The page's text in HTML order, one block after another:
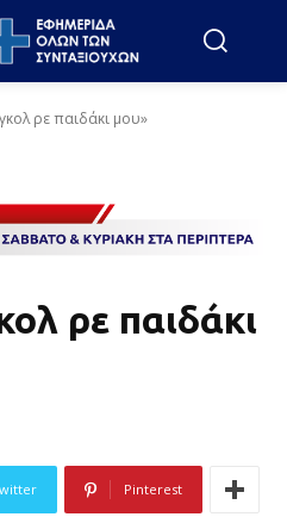
ρε παιδάκι μου»
ρε παιδάκι
Pinterest